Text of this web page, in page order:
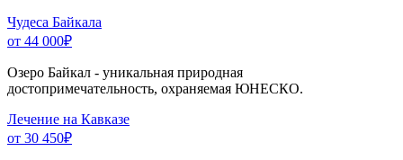
Чудеса Байкала
от 44 000₽
Озеро Байкал - уникальная природная
достопримечательность, охраняемая ЮНЕСКО.
Лечение на Кавказе
от 30 450₽